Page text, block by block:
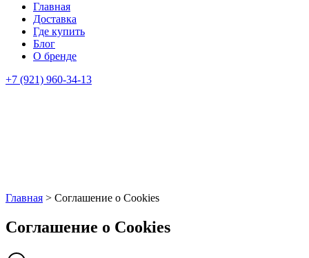
Главная
Доставка
Где купить
Блог
О бренде
+7 (921) 960-34-13
Главная > Соглашение о Cookies
Соглашение о Cookies